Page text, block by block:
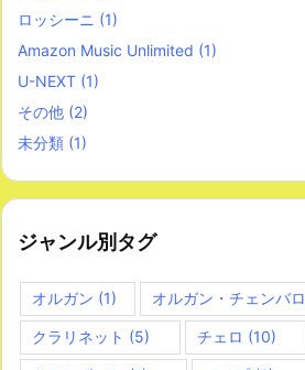
ロッシーニ (1)
Amazon Music Unlimited (1)
U-NEXT (1)
その他 (2)
未分類 (1)
ジャンル別タグ
オルガン (1) オルガン・チェンバロ
クラリネット (5) チェロ (10)